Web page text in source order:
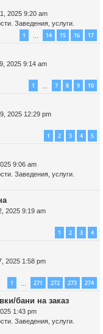
2025 9:20 am
Заведения, услуги.
1 14 15 16 17
2025 9:14 am
1 7 8 9 10
2025 12:29 pm
1 2 3 4 5
9:06 am
Заведения, услуги.
2025 9:19 am
1 2 3 4
2025 1:58 pm
1 271 272 273 274
бани на заказ
1:43 pm
Заведения, услуги.